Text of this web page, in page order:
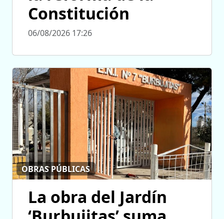
Constitución
06/08/2026 17:26
OBRAS PÚBLICAS
La obra del Jardín